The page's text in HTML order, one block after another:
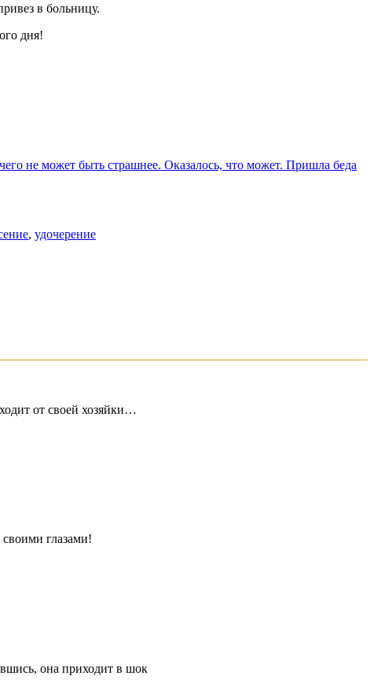
в больницу.
дня!
не может быть страшнее. Оказалось, что может. Пришла беда
, удочерение
от своей хозяйки…
своими глазами!
она приходит в шок